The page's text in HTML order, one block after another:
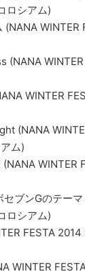
ロシアム)
(NANA WINTER
(NANA WINTER
WINTER
(NANA
ム)
(NANA WINTER
ブンGのテー
ロシアム)
FESTA 2014
WINTER